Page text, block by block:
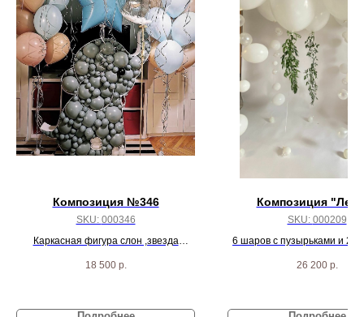
Композиция №346
SKU: 000346
Каркасная фигура слон ,звезда
шаров
18 500 р.
Композиция
SKU: 000209
6 шаров с пузырьками и 2 с
26 200 р.